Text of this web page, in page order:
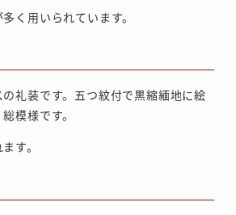
く用いられています。
礼装です。五つ紋付で黒縮緬地に絵
模様です。
す。